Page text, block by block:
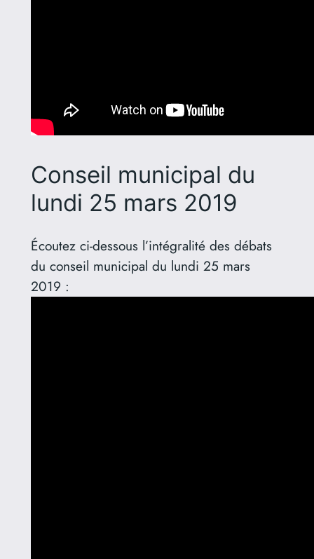
Conseil municipal du
lundi 25 mars 2019
Écoutez ci-dessous l’intégralité des débats
du conseil municipal du lundi 25 mars
2019 :